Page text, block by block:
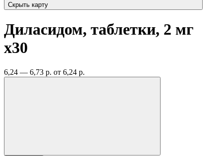
Скрыть карту
Диласидом, таблетки, 2 мг
x30
6,24 — 6,73 р. от 6,24 р.